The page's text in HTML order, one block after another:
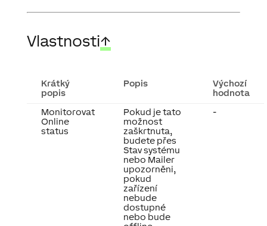
Vlastnosti↑
Krátký
popis
Popis
Výchozí
hodnota
Monitorovat
Online
status
Pokud je tato
možnost
zaškrtnuta,
budete přes
Stav systému
nebo Mailer
upozorněni,
pokud
zařízení
nebude
dostupné
nebo bude
-